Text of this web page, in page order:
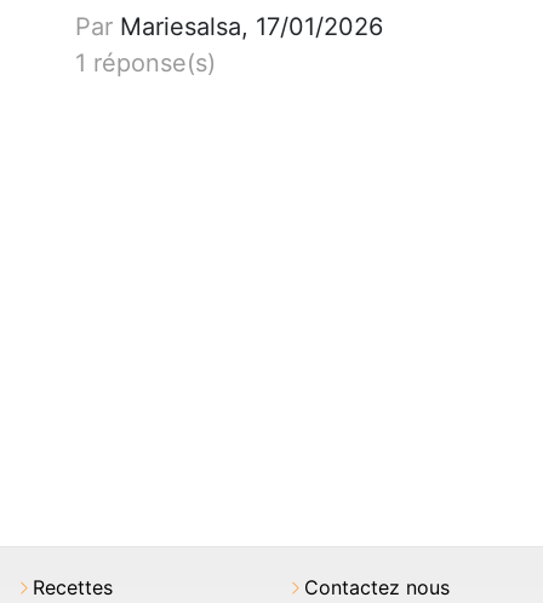
Par Mariesalsa, 17/01/2026
1 réponse(s)
Recettes Contactez nous